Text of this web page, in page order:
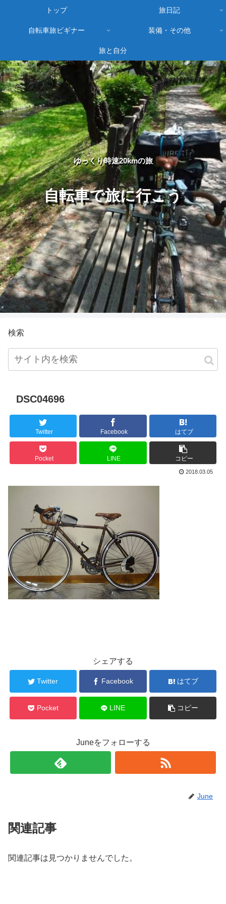
ゆっくり時速20kmの旅
自転車で旅に行こう
トップ 旅日記
自転車旅ビギナー 装備・その他
旅と自分
検索
DSC04696
Twitter Facebook はてブ
Pocket LINE コピー
2018.03.05
シェアする
Twitter Facebook はてブ
Pocket LINE コピー
Juneをフォローする
June
関連記事
関連記事は見つかりませんでした。